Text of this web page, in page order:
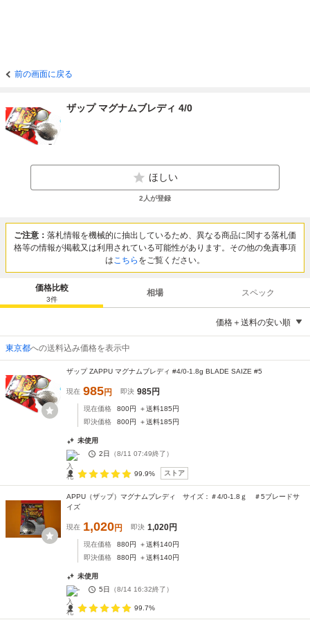
前の画面に戻る
ザップ マグナムブレディ 4/0
ほしい
2 人が登録
ご注意： 落札情報を機械的に抽出しているため、異なる商品に関する落札価
格等の情報が掲載又は利用されている可能性があります。その他の免責事項
はこちら をご覧ください。
価格比較
3件
相場 スペック
価格＋送料の安い順
東京都への送料込み価格を表示中
ザップ ZAPPU マグナムブレディ #4/0-1.8g BLADE SAIZE #5
現在 985円 即決 985円
現在価格 800円 ＋送料185円
即決価格
800円 ＋送料185円
未使用
-
2日 （8/11 07:49終了）
99.9% ストア
APPU（ザップ）マグナムブレディ サイズ：＃4/0-1.8ｇ ＃5ブレードサ
イズ
現在 1,020円 即決 1,020円
現在価格 880円 ＋送料140円
即決価格
880円 ＋送料140円
未使用
-
5日 （8/14 16:32終了）
99.7%